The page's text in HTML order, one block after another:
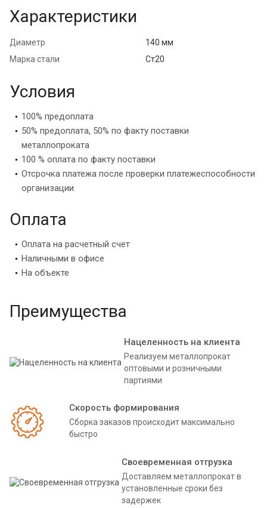
Характеристики
Диаметр
140 мм
Марка стали
Ст20
Условия
100% предоплата
50% предоплата, 50% по факту поставки
металлопроката
100 % оплата по факту поставки
Отсрочка платежа после проверки платежеспособности
организации
Оплата
Оплата на расчетный счет
Наличными в офисе
На объекте
Преимущества
Нацеленность на клиента
Реализуем металлопрокат
оптовыми и розничными
партиями
Скорость формирования
Сборка заказов происходит максимально
быстро
Своевременная отгрузка
Доставляем металлопрокат в
установленные сроки без
задержек